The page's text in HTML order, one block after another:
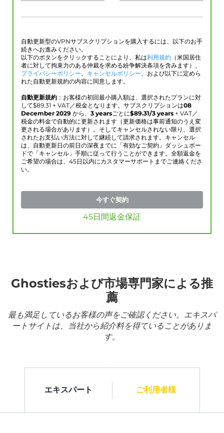
自動更新型のVPNサブスクリプションを購入するには、以下のお手
続きへお進みください。
以下のボタンをクリックすることにより、私は利用規約 （米国居住
者に対して拘束力のある仲裁を求める紛争解決条項を含みます）、
プライバシーポリシー、 キャンセルポリシー、および以下に定めら
れた自動更新規約の内容に同意します。
自動更新規約 ：お客様の初回最小購入額は、選択されたプランに対
して$89.31 + VAT／税金となります。サブスクリプションは08
December 2029 から、 3 yearsごとに$89.31/3 years + VAT／
税金の料金で自動的に更新されます（更新価格は事前通知のうえ変
更される場合があります）。そしてキャンセルされない限り、選択
されたお支払い方法に対して継続して請求されます。キャンセル
は、自動更新日の前日の深夜までに「有効なご契約」ダッシュボー
ドで「キャンセル」手順に従って行うことができます。全額返金を
ご希望の場合は、45日以内にカスタマーサポートまでご連絡くださ
い。
今すぐ契約
45日間返金保証
Ghostiesおよび市場専門家による推
薦
最も満足しているお客様の声をご確認ください。エキスパ
ートサイトは、当社から紹介料を得ていることがありま
す。
エキスパート ご利用者様